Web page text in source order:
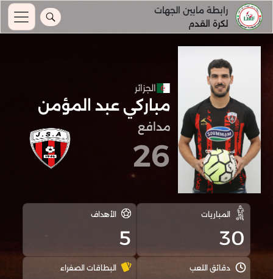
رابطة مابين الجهات
لكرة القدم
الجزائر
مباركي عبد المؤمن
مدافع
26
المباريات
30
الأهداف
5
دقائق اللعب البطاقات الصفراء